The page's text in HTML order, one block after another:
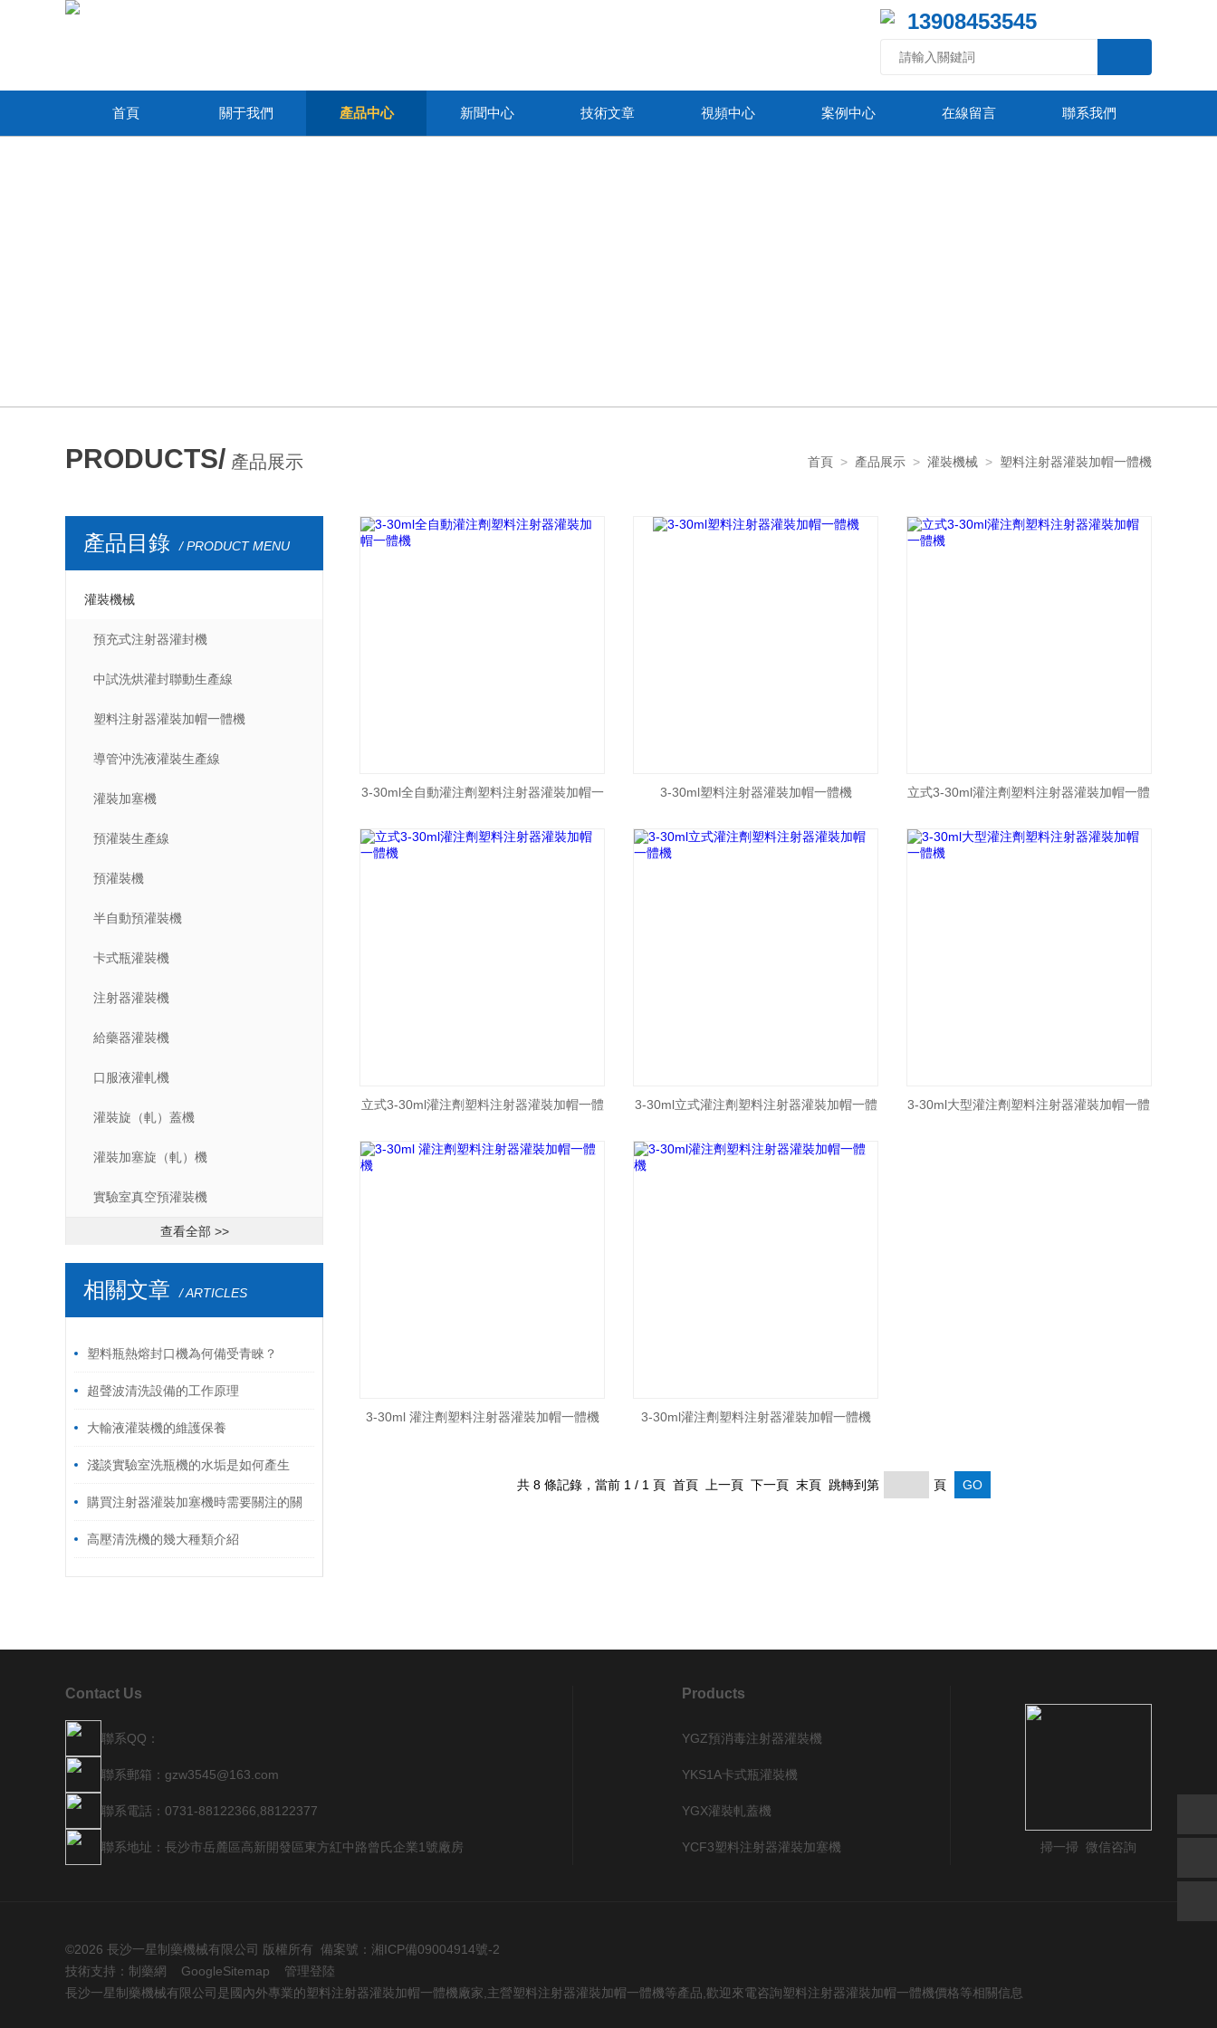
13908453545
首頁 關于我們 產品中心 新聞中心 技術文章 視頻中心 案例中心 在線留言 聯系我們
PRODUCTS/ 產品展示 首頁 > 產品展示 > 灌裝機械 > 塑料注射器灌裝加帽一體機
產品目錄 / PRODUCT MENU
灌裝機械
預充式注射器灌封機
中試洗烘灌封聯動生產線
塑料注射器灌裝加帽一體機
導管沖洗液灌裝生產線
灌裝加塞機
預灌裝生產線
預灌裝機
半自動預灌裝機
卡式瓶灌裝機
注射器灌裝機
給藥器灌裝機
口服液灌軋機
灌裝旋（軋）蓋機
灌裝加塞旋（軋）機
實驗室真空預灌裝機
查看全部 >>
相關文章 / ARTICLES
塑料瓶熱熔封口機為何備受青睞？
超聲波清洗設備的工作原理
大輸液灌裝機的維護保養
淺談實驗室洗瓶機的水垢是如何產生
的？購買注射器灌裝加塞機時需要關注的關
鍵參數與性能指標
高壓清洗機的幾大種類介紹
3-30ml全自動灌注劑塑料注射器灌裝加帽一
體機
3-30ml塑料注射器灌裝加帽一體機 立式3-30ml灌注劑塑料注射器灌裝加帽一體
機
立式3-30ml灌注劑塑料注射器灌裝加帽一體
機
3-30ml立式灌注劑塑料注射器灌裝加帽一體
機
3-30ml大型灌注劑塑料注射器灌裝加帽一體
3-30ml 灌注劑塑料注射器灌裝加帽一體機 3-30ml灌注劑塑料注射器灌裝加帽一體機
共 8 條記錄，當前 1 / 1 頁 首頁 上一頁 下一頁 末頁 跳轉到第 頁
Contact Us
聯系QQ：
聯系郵箱：gzw3545@163.com
聯系電話：0731-88122366,88122377
聯系地址：長沙市岳麓區高新開發區東方紅中路曾氏企業1號廠房
Products
YGZ預消毒注射器灌裝機
YKS1A卡式瓶灌裝機
YGX灌裝軋蓋機
YCF3塑料注射器灌裝加塞機 掃一掃 微信咨詢
©2026 長沙一星制藥機械有限公司 版權所有 備案號： 湘ICP備09004914號-2
技術支持： 制藥網 GoogleSitemap
管理登陸
長沙一星制藥機械有限公司是國內外專業的塑料注射器灌裝加帽一體機廠家,主營塑料注射器灌裝加帽一體機等產品,歡迎來電咨詢塑料注射器灌裝加帽一體機價格等相關信息